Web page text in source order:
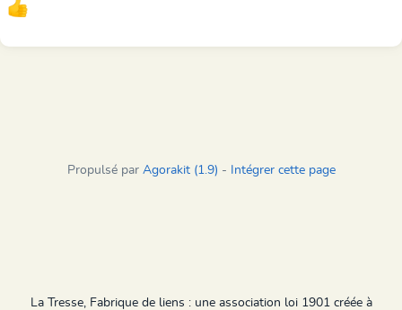
Propulsé par Agorakit (1.9) - Intégrer cette page
La Tresse, Fabrique de liens : une association loi 1901 créée à